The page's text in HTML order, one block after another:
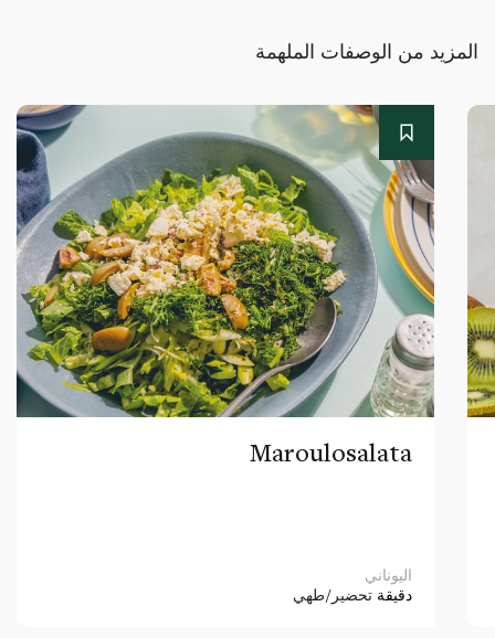
المزيد من الوصفات الملهمة
Maroulosalata
اليوناني
دقيقة تحضير/طهي